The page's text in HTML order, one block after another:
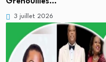
3 juillet 2026